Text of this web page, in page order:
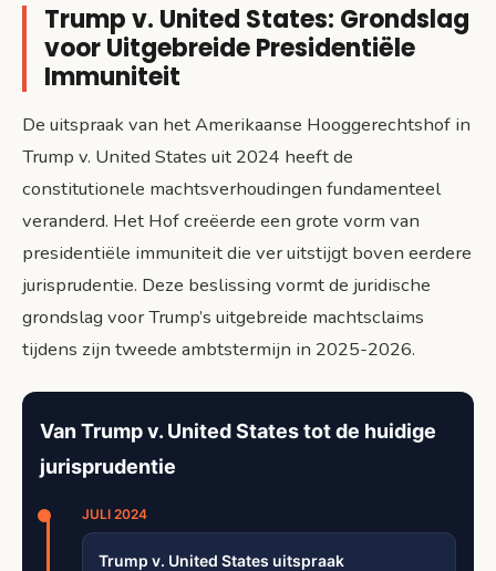
Trump v. United States: Grondslag
voor Uitgebreide Presidentiële
Immuniteit
De uitspraak van het Amerikaanse Hooggerechtshof in
Trump v. United States uit 2024 heeft de
constitutionele machtsverhoudingen fundamenteel
veranderd. Het Hof creëerde een grote vorm van
presidentiële immuniteit die ver uitstijgt boven eerdere
jurisprudentie. Deze beslissing vormt de juridische
grondslag voor Trump’s uitgebreide machtsclaims
tijdens zijn tweede ambtstermijn in 2025-2026.
Van Trump v. United States tot de huidige
jurisprudentie
JULI 2024
Trump v. United States uitspraak